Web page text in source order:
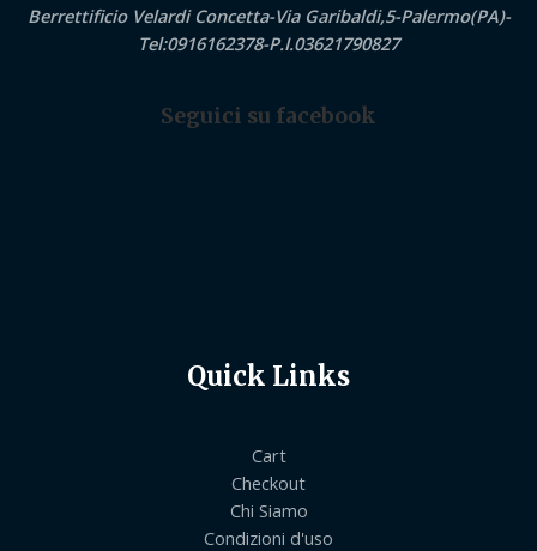
Berrettificio Velardi Concetta-Via Garibaldi,5-Palermo(PA)-
Tel:0916162378-P.I.03621790827
Seguici su facebook
Quick Links
Cart
Checkout
Chi Siamo
Condizioni d'uso